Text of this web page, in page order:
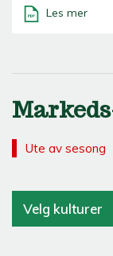
Les mer
Ute av sesong
Velg kulturer